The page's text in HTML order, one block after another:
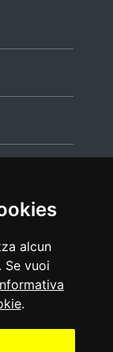
alcun
vuoi
.